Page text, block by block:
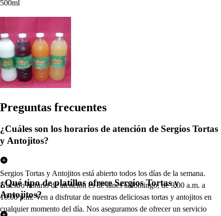
500ml
Preguntas frecuentes
¿Cuáles son los horarios de atención de Sergios Tortas
y Antojitos?
Sergios Tortas y Antojitos está abierto todos los días de la semana.
Nuestro horario de atención es de lunes a domingo, de 9:00 a.m. a
10:00 p.m. Ven a disfrutar de nuestras deliciosas tortas y antojitos en
cualquier momento del día. Nos aseguramos de ofrecer un servicio
¿Qué tipo de platillos ofrece Sergios Tortas y
Antojitos?